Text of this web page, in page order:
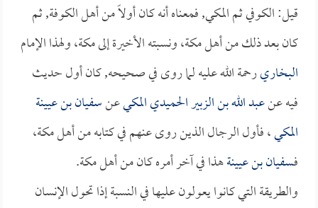
قيل: الكوفي ثم المكي, فمعناه أنه كان أولاً من أهل الكوفة, ثم
كان بعد ذلك من أهل مكة، ونسبته الأخيرة إلى مكة، ولهذا الإمام
البخاريرحمة الله عليه لما روى في صحيحه, كان أول حديث
فيه عنعبد الله بن الزبير الحميدي المكيعنسفيان بن عيينة
المكي، فأول الرجال الذين روى عنهم في كتابه من أهل مكة،
فـسفيان بن عيينةهذا في آخر أمره كان من أهل مكة.
والطريقة التي كانوا يعولون عليها في النسبة إذا تحول الإنسان